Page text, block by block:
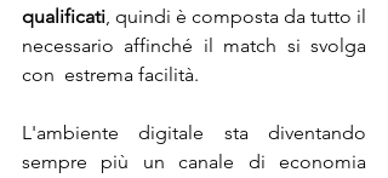
qualificati, quindi è composta da tutto il
necessario affinché il match si svolga
con  estrema facilità.
L'ambiente digitale sta diventando
sempre più un canale di economia